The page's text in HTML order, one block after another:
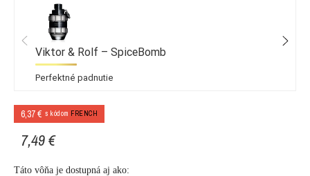
Viktor & Rolf – SpiceBomb
Perfektné padnutie
6,37 € s kódom FRENCH
7,49 €
Táto vôňa je dostupná aj ako: